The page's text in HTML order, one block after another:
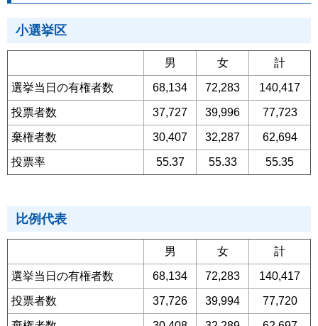
小選挙区
男 女 計
選挙当日の有権者数 68,134 72,283 140,417
投票者数 37,727 39,996 77,723
棄権者数 30,407 32,287 62,694
投票率 55.37 55.33 55.35
比例代表
男 女 計
選挙当日の有権者数 68,134 72,283 140,417
投票者数 37,726 39,994 77,720